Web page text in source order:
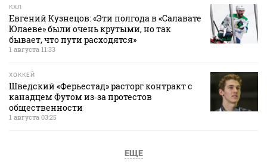
КХЛ
Евгений Кузнецов: «Эти полгода в «Салавате
Юлаеве» были очень крутыми, но так
бывает, что пути расходятся»
1 августа 11:33
ХОККЕЙ
Шведский «Ферьестад» расторг контракт с
канадцем Футом из‑за протестов
общественности
1 августа 03:25
ЕЩЕ